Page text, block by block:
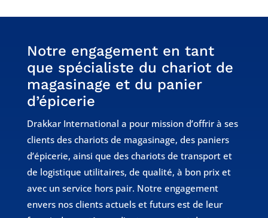
Notre engagement en tant
que spécialiste du chariot de
magasinage et du panier
d’épicerie
Drakkar International a pour mission d’offrir à ses
clients des chariots de magasinage, des paniers
d’épicerie, ainsi que des chariots de transport et
de logistique utilitaires, de qualité, à bon prix et
avec un service hors pair. Notre engagement
envers nos clients actuels et futurs est de leur